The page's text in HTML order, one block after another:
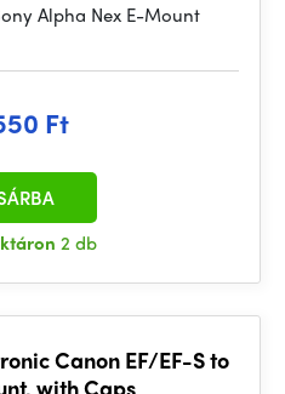
Alpha Nex E-Mount
Ft
2 db
Canon EF/EF-S to
with Caps